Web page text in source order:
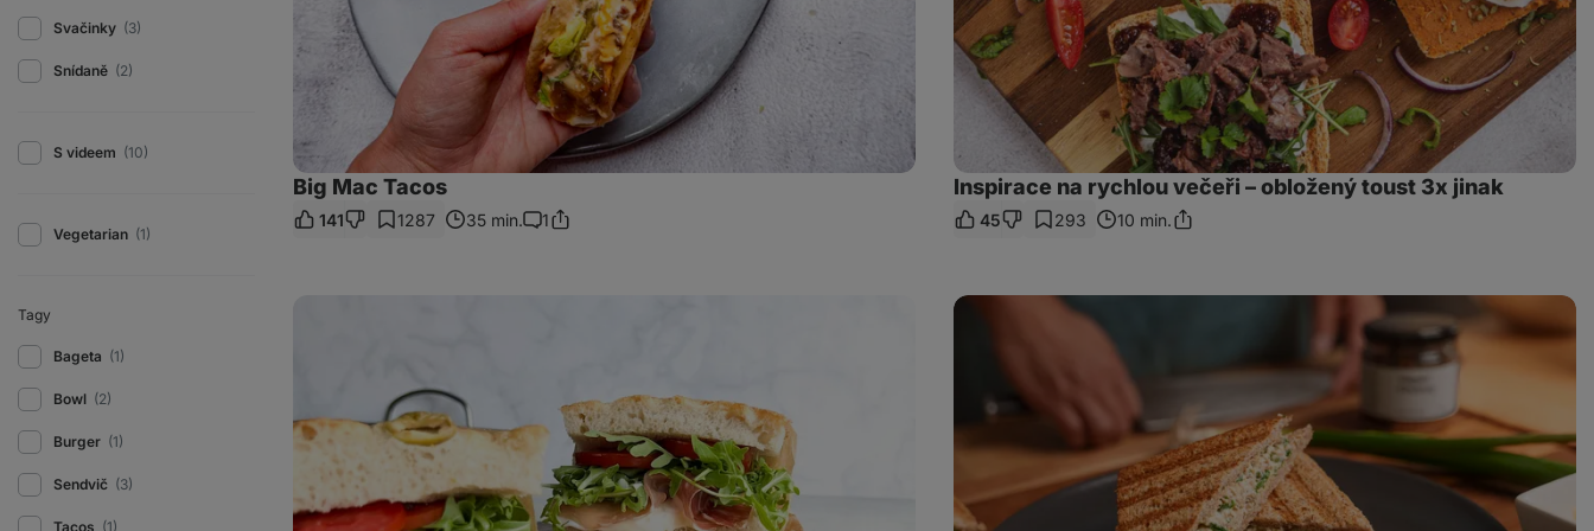
Svačinky (3)
Snídaně (2)
S videem (10)
Vegetarian (1)
Tagy
Bageta (1)
Bowl (2)
Burger (1)
Sendvič (3)
Tacos (1)
Big Mac Tacos
141 1287 35 min.
Komentáře
1Sdílet
Inspirace na rychlou večeři – obložený toust 3x jinak
45 293 10 min.Sdílet
Jednoduchý